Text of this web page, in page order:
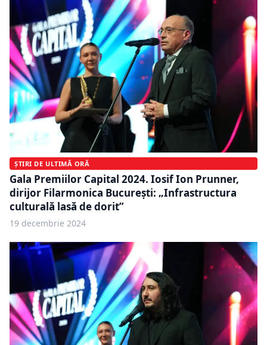
ȘTIRI DE ULTIMĂ ORĂ
Gala Premiilor Capital 2024. Iosif Ion Prunner,
dirijor Filarmonica București: „Infrastructura
culturală lasă de dorit”
19 decembrie 2024